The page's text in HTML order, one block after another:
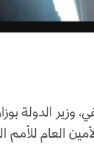
الدولة
العام للأمم